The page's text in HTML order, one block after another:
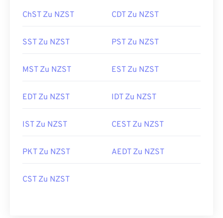
ChST Zu NZST CDT Zu NZST
SST Zu NZST PST Zu NZST
MST Zu NZST EST Zu NZST
EDT Zu NZST IDT Zu NZST
IST Zu NZST CEST Zu NZST
PKT Zu NZST AEDT Zu NZST
CST Zu NZST